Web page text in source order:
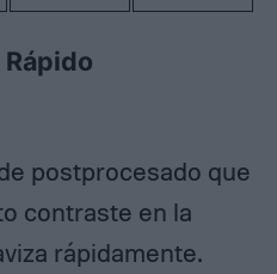
postprocesado que
contraste en la
rápidamente.